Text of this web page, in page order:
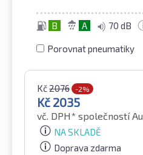
B A 70 dB
Porovnat pneumatiky
Kč2076 -2%
Kč 2035
vč. DPH* společností
NA SKLADĚ
Doprava zdarma